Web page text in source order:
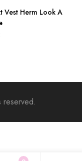
Vest Herm Look A